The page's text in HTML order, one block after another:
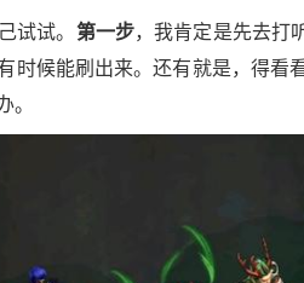
试试。 第一步，我肯定是先去打
时候能刷出来。还有就是，得